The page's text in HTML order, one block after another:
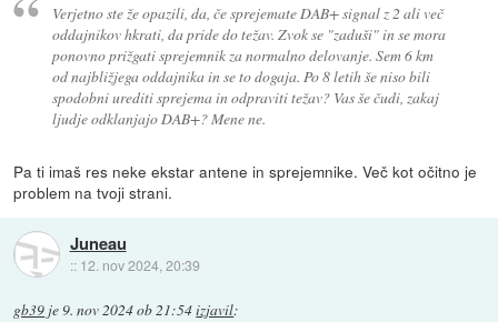
Verjetno ste že opazili, da, če sprejemate DAB+ signal z 2 ali več
oddajnikov hkrati, da pride do težav. Zvok se "zaduši" in se mora
ponovno prižgati sprejemnik za normalno delovanje. Sem 6 km
od najbližjega oddajnika in se to dogaja. Po 8 letih še niso bili
spodobni urediti sprejema in odpraviti težav? Vas še čudi, zakaj
ljudje odklanjajo DAB+? Mene ne.
Pa ti imaš res neke ekstar antene in sprejemnike. Več kot očitno je
problem na tvoji strani.
Juneau
:: 12. nov 2024, 20:39
gb39 je 9. nov 2024 ob 21:54izjavil: